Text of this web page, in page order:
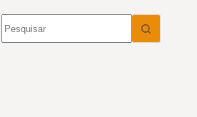
resultados